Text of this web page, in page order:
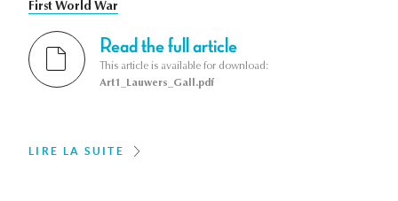
First World War
Read the full article
This article is available for download:
Art1_Lauwers_Gall.pdf
LIRE LA SUITE